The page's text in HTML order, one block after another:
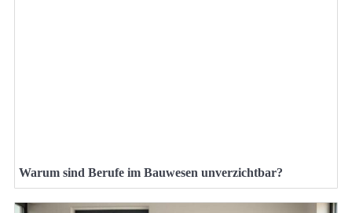
Warum sind Berufe im Bauwesen unverzichtbar?